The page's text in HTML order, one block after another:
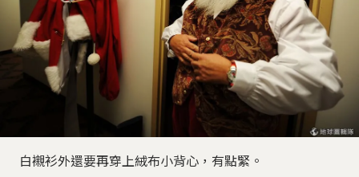
白襯衫外還要再穿上絨布小背心，有點緊。